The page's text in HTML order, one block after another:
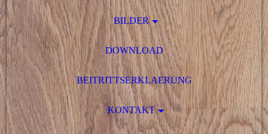
BILDER
DOWNLOAD
BEITRITTSERKLAERUNG
KONTAKT